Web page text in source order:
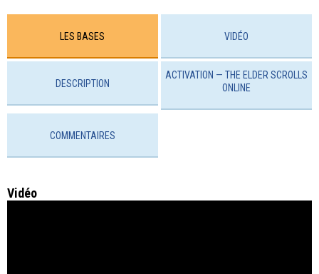
LES BASES VIDÉO
DESCRIPTION
ACTIVATION — THE ELDER SCROLLS
ONLINE
COMMENTAIRES
Vidéo